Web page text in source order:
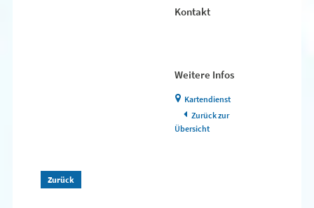
Kontakt
Weitere Infos
Kartendienst
Zurück zur
Übersicht
Zurück